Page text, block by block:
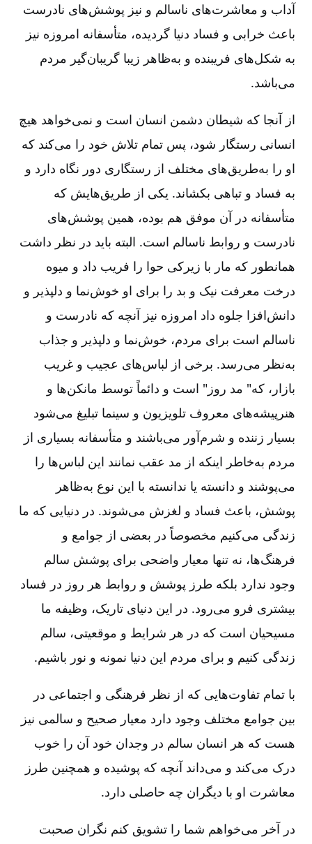
آداب و معاشرت‌های ناسالم و نیز پوشش‌های نادرست
باعث خرابی‌ و فساد دنیا گردیده، متأسفانه امروزه نیز
به شکل‌های فریبنده و به‌ظاهر زیبا گریبان‌گیر مردم
می‌باشد.
از آنجا که شیطان دشمن انسان است و نمی‌خواهد هیچ
انسانی رستگار شود، پس تمام تلاش خود را می‌کند که
او را به‌طریق‌های مختلف از رستگاری دور نگاه دارد و
به فساد و تباهی بکشاند. یکی از طریق‌هایش که
متأسفانه در آن موفق هم بوده، همین پوشش‌های
نادرست و روابط ناسالم است. البته باید در نظر داشت
همانطور که مار با زیرکی حوا را فریب داد و میوه
درخت معرفت نیک و بد را برای او خوش‌نما و دلپذیر و
دانش‌افزا جلوه داد امروزه نیز آنچه که نادرست و
ناسالم است برای مردم، خوش‌نما و دلپذیر و جذاب
به‌نظر می‌رسد. برخی از لباس‌های عجیب و غریب
بازار، که" مد روز" است و دائماً توسط مانکن‌ها و
هنرپیشه‌های معروف تلویزیون و سینما تبلیغ می‌شود
بسیار زننده و شرم‌آور می‌باشند و متأسفانه بسیاری از
مردم به‌خاطر اینکه از مد عقب نمانند این لباس‌ها را
می‌پوشند و دانسته یا ندانسته با این نوع به‌ظاهر
پوشش، باعث فساد و لغزش می‌شوند. در دنیایی که ما
زندگی می‌کنیم مخصوصاً در بعضی از جوامع و
فرهنگ‌ها، نه تنها معیار واضحی برای پوشش‌ سالم
وجود ندارد بلکه طرز پوشش و روابط‌ هر روز در فساد
بیشتری فرو می‌رود. در این دنیای تاریک، وظیفه ما
مسیحیان است که در هر شرایط و موقعیتی، سالم
زندگی کنیم و برای مردم این دنیا نمونه و نور باشیم.
با تمام تفاوت‌هایی که از نظر فرهنگی و اجتماعی در
بین جوامع مختلف وجود دارد معیار صحیح و سالمی نیز
هست که هر انسان سالم در وجدان خود آن را خوب
درک می‌کند و می‌داند آنچه که پوشیده و همچنین طرز
معاشرت او با دیگران چه حاصلی دارد.
در آخر می‌خواهم شما را تشویق کنم نگران صحبت